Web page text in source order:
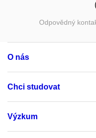
Odpovědný
O nás
Chci studovat
Výzkum